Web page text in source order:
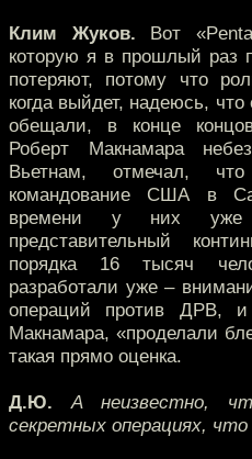
Клим Жуков. Вот
которую я в прошлый раз
потеряют, потому что
когда выйдет, надеюсь,
обещали, в конце
Роберт Макнамара
Вьетнам, отмечал,
командование США в
времени у них уже
представительный
порядка 16 тысяч
разработали уже –
операций против ДРВ,
Макнамара, «проделали
такая прямо оценка.
Д.Ю. А неизвестно,
секретных операциях,